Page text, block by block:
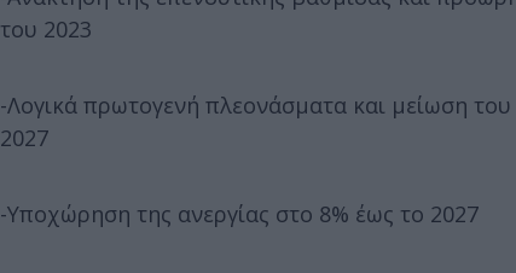
του 2023
-Λογικά πρωτογενή πλεονάσματα και μείωση
2027
-Υποχώρηση της ανεργίας στο 8% έως το 2027